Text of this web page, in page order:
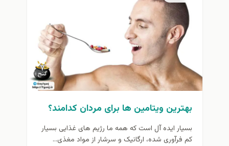
بهترین ویتامین ها برای مردان کدامند؟
بسیار ایده آل است که همه ما رژیم های غذایی بسیار
کم فرآوری شده، ارگانیک و سرشار از مواد مغذی...